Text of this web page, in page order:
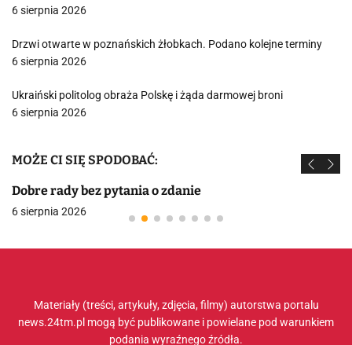
6 sierpnia 2026
Drzwi otwarte w poznańskich żłobkach. Podano kolejne terminy
6 sierpnia 2026
Ukraiński politolog obraża Polskę i żąda darmowej broni
6 sierpnia 2026
MOŻE CI SIĘ SPODOBAĆ:
Dobre rady bez pytania o zdanie
6 sierpnia 2026
Materiały (treści, artykuły, zdjęcia, filmy) autorstwa portalu
news.24tm.pl mogą być publikowane i powielane pod warunkiem
podania wyraźnego źródła.